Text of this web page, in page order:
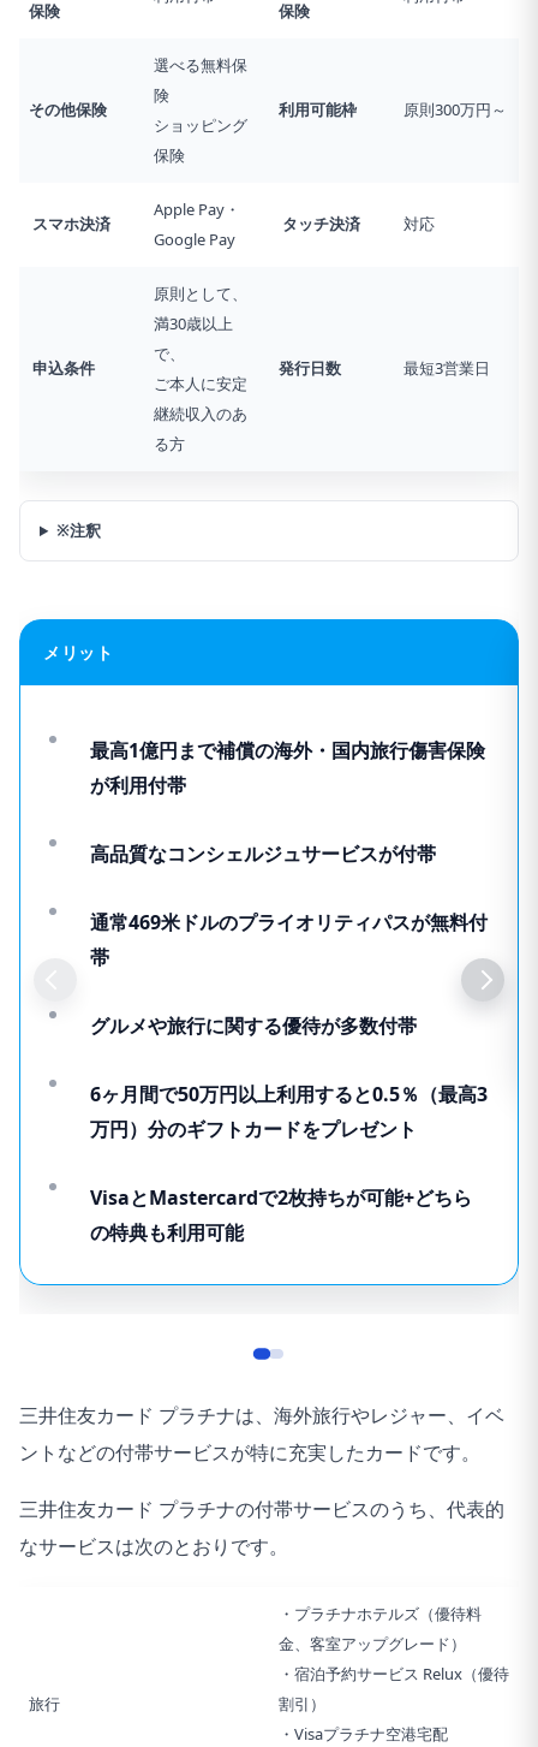
保険 保険
その他保険
選べる無料保
険
ショッピング
保険
利用可能枠 原則300万円～
スマホ決済
Apple Pay・
Google Pay
タッチ決済 対応
申込条件
原則として、
満30歳以上
で、
ご本人に安定
継続収入のあ
る方
発行日数 最短3営業日
※注釈
メリット
最高1億円まで補償の海外・国内旅行傷害保険
が利用付帯
高品質なコンシェルジュサービスが付帯
通常469米ドルのプライオリティパスが無料付
帯
グルメや旅行に関する優待が多数付帯
6ヶ月間で50万円以上利用すると0.5％（最高3
万円）分のギフトカードをプレゼント
VisaとMastercardで2枚持ちが可能+どちら
の特典も利用可能
三井住友カード プラチナは、海外旅行やレジャー、イベ
ントなどの付帯サービスが特に充実したカードです。
三井住友カード プラチナの付帯サービスのうち、代表的
なサービスは次のとおりです。
旅行
・プラチナホテルズ（優待料
金、客室アップグレード）
・宿泊予約サービス Relux（優待
割引）
・Visaプラチナ空港宅配